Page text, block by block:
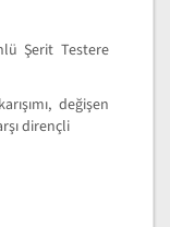
Şerit Testere
değişen
dirençli